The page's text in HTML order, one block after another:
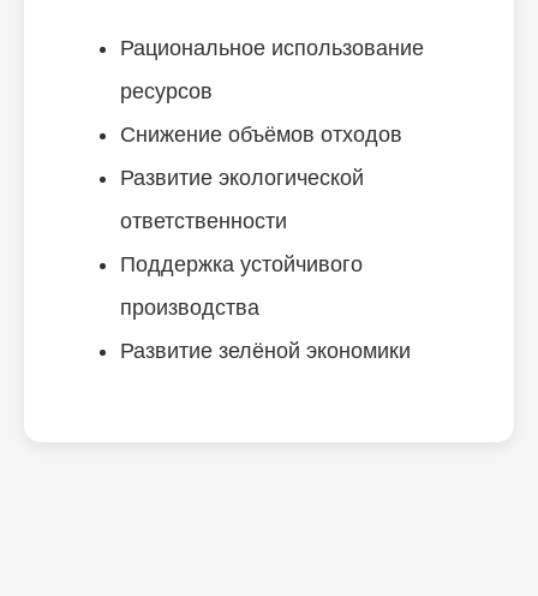
Рациональное использование
ресурсов
Снижение объёмов отходов
Развитие экологической
ответственности
Поддержка устойчивого
производства
Развитие зелёной экономики